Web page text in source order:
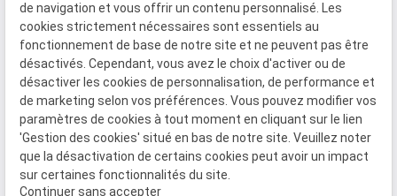
nous trouver :
3 Q Rue des
Près, 76190 YVETOT
Plan
du site
Mentions
légales
Politique de
confidentialité
Gestion
de navigation et vous offrir un contenu personnalisé. Les
cookies strictement nécessaires sont essentiels au
fonctionnement de base de notre site et ne peuvent pas être
désactivés. Cependant, vous avez le choix d'activer ou de
désactiver les cookies de personnalisation, de performance et
de marketing selon vos préférences. Vous pouvez modifier vos
paramètres de cookies à tout moment en cliquant sur le lien
'Gestion des cookies' situé en bas de notre site. Veuillez noter
que la désactivation de certains cookies peut avoir un impact
sur certaines fonctionnalités du site.
Continuer sans accepter